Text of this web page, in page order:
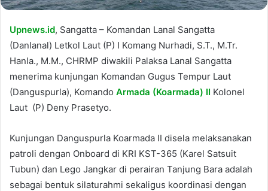
Upnews.id, Sangatta – Komandan Lanal Sangatta
(Danlanal) Letkol Laut (P) I Komang Nurhadi, S.T., M.Tr.
Hanla., M.M., CHRMP diwakili Palaksa Lanal Sangatta
menerima kunjungan Komandan Gugus Tempur Laut
(Danguspurla), Komando Armada (Koarmada) II Kolonel
Laut (P) Deny Prasetyo.
Kunjungan Danguspurla Koarmada II disela melaksanakan
patroli dengan Onboard di KRI KST-365 (Karel Satsuit
Tubun) dan Lego Jangkar di perairan Tanjung Bara adalah
sebagai bentuk silaturahmi sekaligus koordinasi dengan